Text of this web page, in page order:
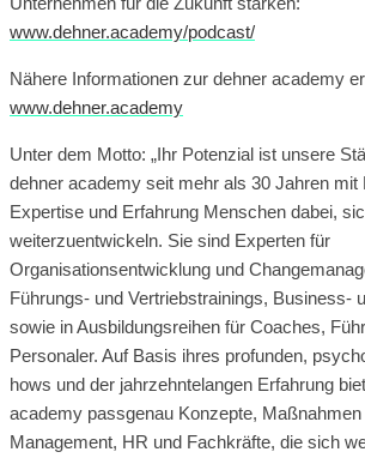
www.dehner.academy/podcast/
Nähere Informationen zur dehner academy
www.dehner.academy
Unter dem Motto: „Ihr Potenzial ist unsere
dehner academy seit mehr als 30 Jahren mit
Expertise und Erfahrung Menschen dabei,
weiterzuentwickeln. Sie sind Experten für
Organisationsentwicklung und
Führungs- und Vertriebstrainings, Business-
sowie in Ausbildungsreihen für Coaches,
Personaler. Auf Basis ihres profunden,
hows und der jahrzehntelangen Erfahrung
academy passgenau Konzepte,
Management, HR und Fachkräfte, die sich